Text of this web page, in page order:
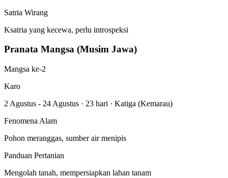
Satria Wirang
Ksatria yang kecewa, perlu introspeksi
Pranata Mangsa (Musim Jawa)
Mangsa ke-2
Karo
2 Agustus - 24 Agustus · 23 hari · Katiga (Kemarau)
Fenomena Alam
Pohon meranggas, sumber air menipis
Panduan Pertanian
Mengolah tanah, mempersiapkan lahan tanam